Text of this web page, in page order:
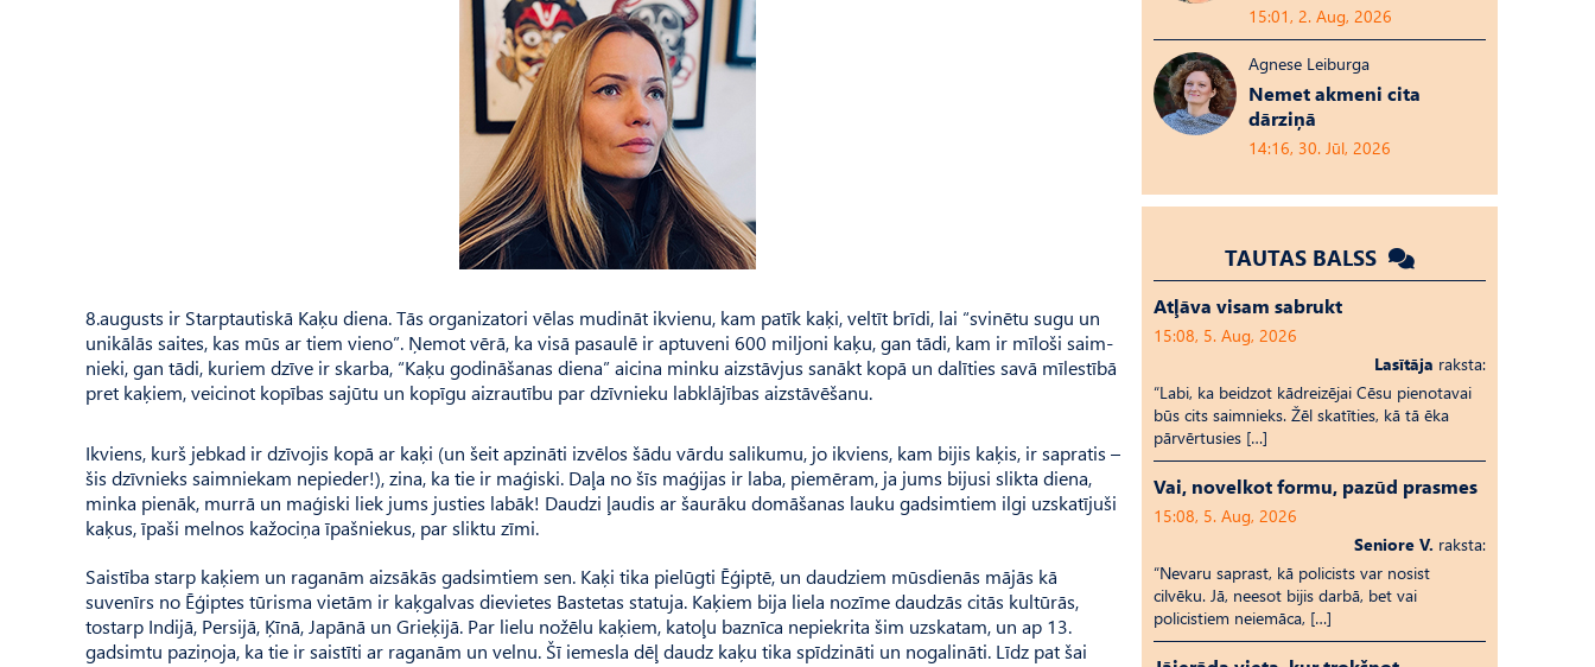
8.augusts ir Starptautiskā Kaķu diena. Tās organizatori vēlas mudināt ikvienu, kam patīk kaķi, veltīt brīdi, lai “svinētu sugu un
unikālās saites, kas mūs ar tiem vieno”. Ņemot vērā, ka visā pasaulē ir aptuveni 600 miljoni kaķu, gan tādi, kam ir mīloši saim­
nieki, gan tādi, kuriem dzīve ir skarba, “Kaķu godināšanas diena” aicina minku aizstāvjus sanākt kopā un dalīties savā mīlestībā
pret kaķiem, veicinot kopības sajūtu un kopīgu aizrautību par dzīvnieku labklājības aizstāvēšanu.
Ikviens, kurš jebkad ir dzīvojis kopā ar kaķi (un šeit apzināti izvēlos šādu vārdu salikumu, jo ikviens, kam bijis kaķis, ir sapratis –
šis dzīvnieks saimniekam nepieder!), zina, ka tie ir maģiski. Daļa no šīs maģijas ir laba, piemēram, ja jums bijusi slikta diena,
minka pienāk, murrā un maģiski liek jums justies labāk! Daudzi ļaudis ar šaurāku domāšanas lauku gadsimtiem ilgi uzskatījuši
kaķus, īpaši melnos kažociņa īpašniekus, par sliktu zīmi.
Saistība starp kaķiem un raganām aizsākās gadsimtiem sen. Kaķi tika pielūgti Ēģiptē, un daudziem mūsdienās mājās kā
suvenīrs no Ēģiptes tūrisma vietām ir kaķgalvas dievietes Bastetas statuja. Kaķiem bija liela nozīme daudzās citās kultūrās,
tostarp Indijā, Persijā, Ķīnā, Japānā un Grieķijā. Par lielu nožēlu kaķiem, katoļu baznīca nepiekrita šim uzskatam, un ap 13.
gadsimtu paziņoja, ka tie ir saistīti ar raganām un velnu. Šī iemesla dēļ daudz kaķu tika spīdzināti un nogalināti. Līdz pat šai
15:01, 2. Aug, 2026
Agnese Leiburga
Nemet akmeni cita
dārziņā
14:16, 30. Jūl, 2026
TAUTAS BALSS
Atļāva visam sabrukt
15:08, 5. Aug, 2026
Lasītāja raksta:
“Labi, ka beidzot kādreizējai Cēsu pienotavai
būs cits saimnieks. Žēl skatīties, kā tā ēka
pārvērtusies […]
Vai, novelkot formu, pazūd prasmes
15:08, 5. Aug, 2026
Seniore V. raksta:
“Nevaru saprast, kā policists var nosist
cilvēku. Jā, neesot bijis darbā, bet vai
policistiem neiemāca, […]